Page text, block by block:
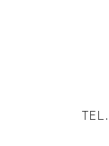
TEL.